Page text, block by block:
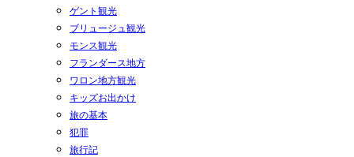
ゲント観光
ブリュージュ観光
モンス観光
フランダース地方
ワロン地方観光
キッズお出かけ
旅の基本
犯罪
旅行記